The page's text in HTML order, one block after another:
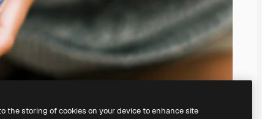
the storing of cookies on your device to enhance site